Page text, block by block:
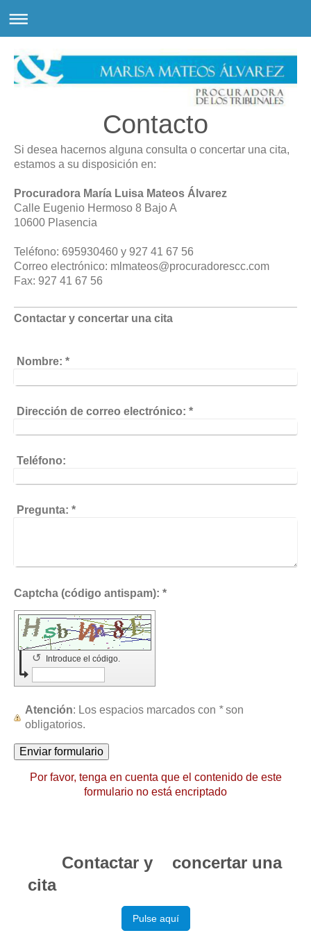
Contacto
Si desea hacernos alguna consulta o concertar una cita,
estamos a su disposición en:
Procuradora María Luisa Mateos Álvarez
Calle Eugenio Hermoso 8 Bajo A
10600 Plasencia
Teléfono: 695930460 y 927 41 67 56
Correo electrónico: mlmateos@procuradorescc.com
Fax: 927 41 67 56
Contactar y concertar una cita
Nombre: *
Dirección de correo electrónico: *
Teléfono:
Pregunta: *
Captcha (código antispam): *
Introduce el código.
↺
Atención : Los espacios marcados con *son
obligatorios.
Por favor, tenga en cuenta que el contenido de este
formulario no está encriptado
Contactar y concertar una
cita
Pulse aquí